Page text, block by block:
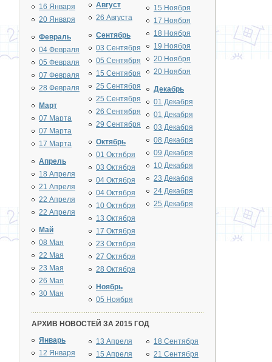
16 Января
20 Января
Февраль
04 Февраля
05 Февраля
07 Февраля
28 Февраля
Март
07 Марта
07 Марта
17 Марта
Апрель
18 Апреля
21 Апреля
22 Апреля
22 Апреля
Май
08 Мая
22 Мая
23 Мая
26 Мая
30 Мая
Август
26 Августа
Сентябрь
03 Сентября
05 Сентября
15 Сентября
25 Сентября
25 Сентября
26 Сентября
29 Сентября
Октябрь
01 Октября
03 Октября
04 Октября
04 Октября
10 Октября
13 Октября
17 Октября
23 Октября
27 Октября
28 Октября
Ноябрь
05 Ноября
15 Ноября
17 Ноября
18 Ноября
19 Ноября
20 Ноября
20 Ноября
Декабрь
01 Декабря
01 Декабря
03 Декабря
08 Декабря
09 Декабря
10 Декабря
23 Декабря
24 Декабря
25 Декабря
АРХИВ НОВОСТЕЙ ЗА 2015 ГОД
Январь
12 Января
13 Апреля
15 Апреля
18 Сентября
21 Сентября